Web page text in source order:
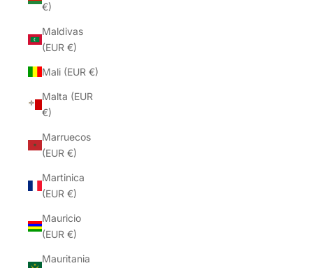
€)
Maldivas
(EUR €)
Mali (EUR €)
Malta (EUR
€)
Marruecos
(EUR €)
Martinica
(EUR €)
Mauricio
(EUR €)
Mauritania